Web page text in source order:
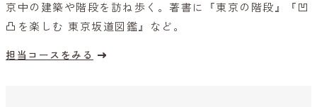
京中の建築や階段を訪ね歩く。著書に『東京の階段』『凹
凸を楽しむ 東京坂道図鑑』など。
担当コースをみる